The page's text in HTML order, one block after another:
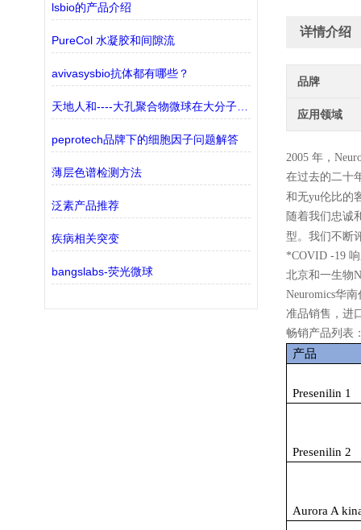
lsbio的产品介绍
PureCol 水凝胶和间隙流
avivasysbio抗体都有哪些？
天地人和----大孔聚合物微球在大分子纯化中的应用
peprotech品牌下的细胞因子问题解答
薄层色谱检测方法
泛素产品推荐
疾病相关突变
bangslabs-荧光微球
详情介绍
品牌
应用领域
2005 年，
在过去的二十
和无yu伦比的
随着我们忠诚
型。我们不断
*COVID -19
北京和一生物
Neuromics华南
准品销售，进
畅销产品列表
产品
Presenilin 1
Presenilin 2
Aurora A